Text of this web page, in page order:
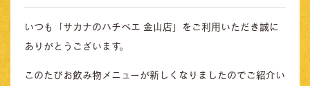
いつも「サカナのハチベエ 金山店」をご利用いただき誠に
ありがとうございます。
このたびお飲み物メニューが新しくなりましたのでご紹介い